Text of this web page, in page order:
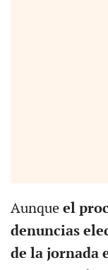
Aunque el
denuncias
de la jornada